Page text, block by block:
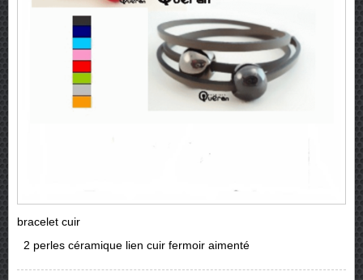
bracelet cuir
2 perles céramique lien cuir fermoir aimenté